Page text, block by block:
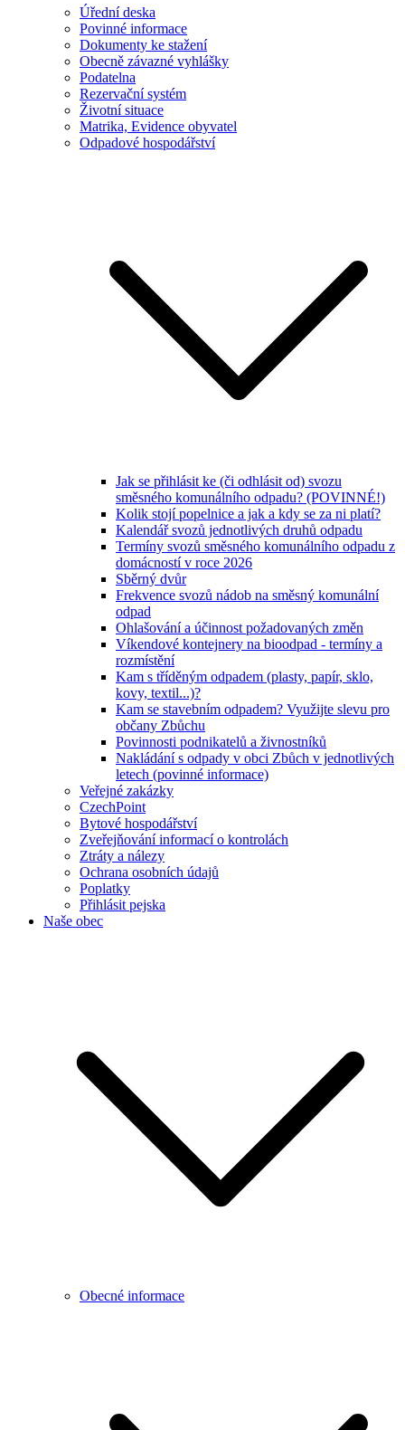
Úřední deska
Povinné informace
Dokumenty ke stažení
Obecně závazné vyhlášky
Podatelna
Rezervační systém
Životní situace
Matrika, Evidence obyvatel
Odpadové hospodářství
Jak se přihlásit ke (či odhlásit od) svozu
směsného komunálního odpadu? (POVINNÉ!)
Kolik stojí popelnice a jak a kdy se za ni platí?
Kalendář svozů jednotlivých druhů odpadu
Termíny svozů směsného komunálního odpadu z
domácností v roce 2026
Sběrný dvůr
Frekvence svozů nádob na směsný komunální
odpad
Ohlašování a účinnost požadovaných změn
Víkendové kontejnery na bioodpad - termíny a
rozmístění
Kam s tříděným odpadem (plasty, papír, sklo,
kovy, textil...)?
Kam se stavebním odpadem? Využijte slevu pro
občany Zbůchu
Povinnosti podnikatelů a živnostníků
Nakládání s odpady v obci Zbůch v jednotlivých
letech (povinné informace)
Veřejné zakázky
CzechPoint
Bytové hospodářství
Zveřejňování informací o kontrolách
Ztráty a nálezy
Ochrana osobních údajů
Poplatky
Přihlásit pejska
Naše obec
Obecné informace